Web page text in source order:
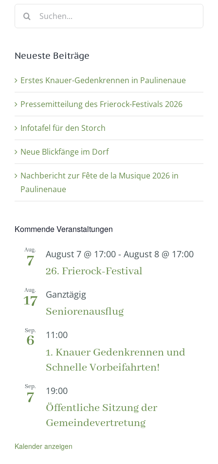
Suche
Neueste Beiträge
Erstes Knauer-Gedenkrennen in Paulinenaue
Pressemitteilung des Frierock-Festivals 2026
Infotafel für den Storch
Neue Blickfänge im Dorf
Nachbericht zur Fête de la Musique 2026 in
Paulinenaue
Kommende Veranstaltungen
Aug.
7 August 7 @ 17:00 - August 8 @ 17:00
26. Frierock-Festival
Aug.
17 Ganztägig
Seniorenausflug
Sep.
6 11:00
1. Knauer Gedenkrennen und
Schnelle Vorbeifahrten!
Sep.
7 19:00
Öffentliche Sitzung der
Gemeindevertretung
Kalender anzeigen